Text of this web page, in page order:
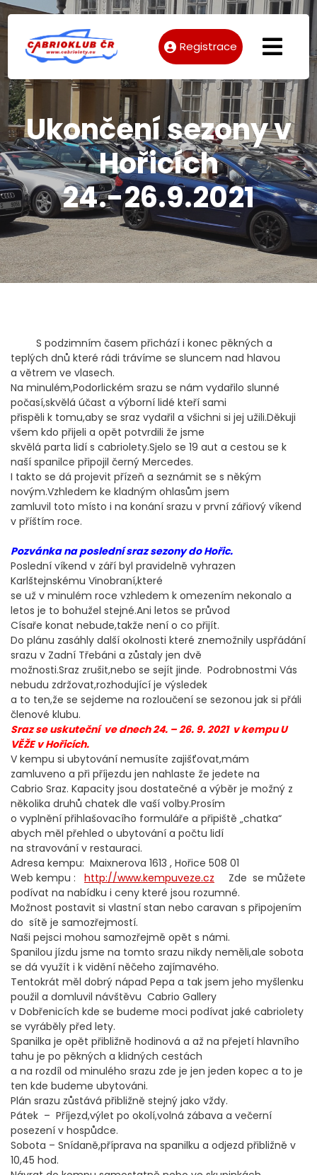
Registrace
Ukončení sezony v
Hořicích
24.-26.9.2021
S podzimním časem přichází i konec pěkných a
teplých dnů které rádi trávíme se sluncem nad hlavou
a větrem ve vlasech.
Na minulém,Podorlickém srazu se nám vydařilo slunné
počasí,skvělá účast a výborní lidé kteří sami
přispěli k tomu,aby se sraz vydařil a všichni si jej užili.Děkuji
všem kdo přijeli a opět potvrdili že jsme
skvělá parta lidí s cabriolety.Sjelo se 19 aut a cestou se k
naší spanilce připojil černý Mercedes.
I takto se dá projevit přízeň a seznámit se s někým
novým.Vzhledem ke kladným ohlasům jsem
zamluvil toto místo i na konání srazu v první zářiový víkend
v příštím roce.
Pozvánka na poslední sraz sezony do Hořic.
Poslední víkend v září byl pravidelně vyhrazen
Karlštejnskému Vinobraní,které
se už v minulém roce vzhledem k omezením nekonalo a
letos je to bohužel stejné.Ani letos se průvod
Císaře konat nebude,takže není o co přijít.
Do plánu zasáhly další okolnosti které znemožnily uspřádání
srazu v Zadní Třebáni a zůstaly jen dvě
možnosti.Sraz zrušit,nebo se sejít jinde. Podrobnostmi Vás
nebudu zdržovat,rozhodující je výsledek
a to ten,že se sejdeme na rozloučení se sezonou jak si přáli
členové klubu.
Sraz se uskuteční ve dnech 24. – 26. 9. 2021 v kempu U
VĚŽE v Hořicích.
V kempu si ubytování nemusíte zajišťovat,mám
zamluveno a při příjezdu jen nahlaste že jedete na
Cabrio Sraz. Kapacity jsou dostatečné a výběr je možný z
několika druhů chatek dle vaší volby.Prosím
o vyplnění přihlašovacího formuláře a připiště „chatka“
abych měl přehled o ubytování a počtu lidí
na stravování v restauraci.
Adresa kempu: Maixnerova 1613 , Hořice 508 01
Web kempu : http://www.kempuveze.cz
Zde se můžete
podívat na nabídku i ceny které jsou rozumné.
Možnost postavit si vlastní stan nebo caravan s připojením
do sítě je samozřejmostí.
Naši pejsci mohou samozřejmě opět s námi.
Spanilou jízdu jsme na tomto srazu nikdy neměli,ale sobota
se dá využít i k vidění něčeho zajímavého.
Tentokrát měl dobrý nápad Pepa a tak jsem jeho myšlenku
použil a domluvil návštěvu Cabrio Gallery
v Dobřenicích kde se budeme moci podívat jaké cabriolety
se vyráběly před lety.
Spanilka je opět přibližně hodinová a až na přejetí hlavního
tahu je po pěkných a klidných cestách
a na rozdíl od minulého srazu zde je jen jeden kopec a to je
ten kde budeme ubytováni.
Plán srazu zůstává přibližně stejný jako vždy.
Pátek – Příjezd,výlet po okolí,volná zábava a večerní
posezení v hospůdce.
Sobota – Snídaně,příprava na spanilku a odjezd přibližně v
10,45 hod.